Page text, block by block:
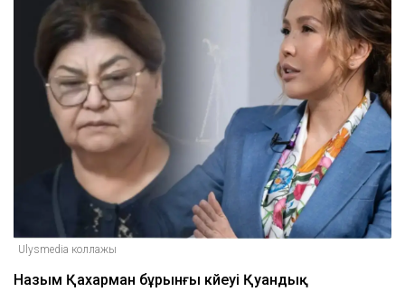
Ulysmedia коллажы
Назым Қахарман бұрынғы күйеуі Қуандық